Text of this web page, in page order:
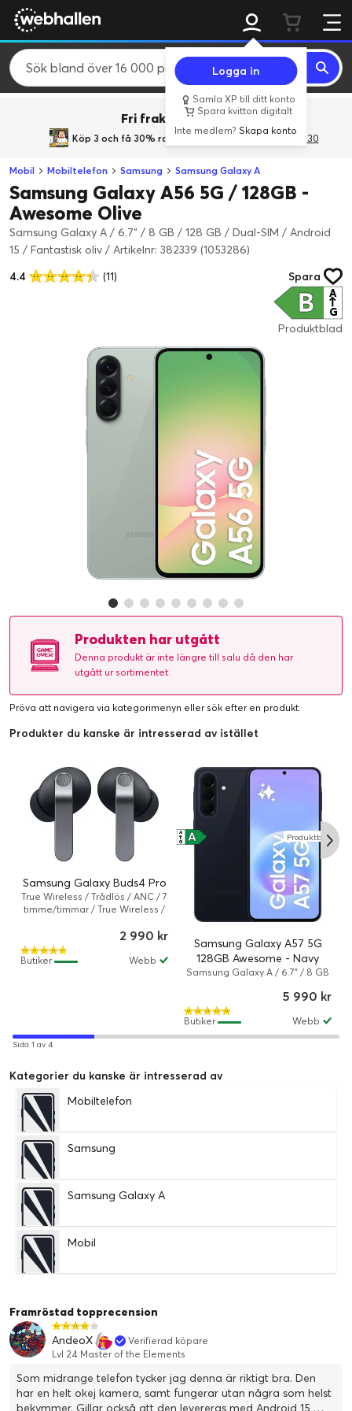
Logga in
Samla XP till ditt konto
Spara kvitton digitalt
Inte medlem?Skapa konto
Fri frakt över 800 kr.
Köp 3 och få 30% rabatt med rabattkoden 3Gives30
Mobil Mobiltelefon Samsung Samsung Galaxy A
Samsung Galaxy A56 5G / 128GB -
Awesome Olive
Samsung Galaxy A / 6.7" / 8 GB / 128 GB / Dual-SIM / Android
15 / Fantastisk oliv / Artikelnr: 382339 (1053286)
4.4
(11) Spara
B A
↑
G
Produktblad
Produkten har utgått
Denna produkt är inte längre till salu då den har
utgått ur sortimentet.
Pröva att navigera via kategorimenyn eller sök efter en produkt.
Produkter du kanske är intresserad av istället
Samsung Galaxy Buds4 Pro
True Wireless / Trådlös / ANC / 7
timme/timmar / True Wireless /
2 990 kr
Webb
Butiker
Samsung Galaxy A57 5G
128GB Awesome - Navy
Samsung Galaxy A / 6.7" / 8 GB
/ Awesome navy
A
A
↑
G Produktblad
5 990 kr
Webb
Butiker
Sida 1 av 4
Kategorier du kanske är intresserad av
Mobiltelefon
Samsung
Samsung Galaxy A
Mobil
Framröstad topprecension
AndeoX
Verifierad köpare
Lvl 24 Master of the Elements
Som midrange telefon tycker jag denna är riktigt bra. Den
har en helt okej kamera, samt fungerar utan några som helst
bekymmer. Gillar också att den levereras med Android 15,